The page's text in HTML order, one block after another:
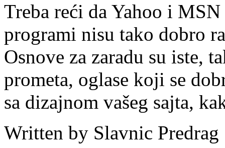
Treba reći da Yahoo i
programi nisu tako dobro
Osnove za zaradu su iste,
prometa, oglase koji se
sa dizajnom vašeg sajta,
Written by Slavnic Predrag